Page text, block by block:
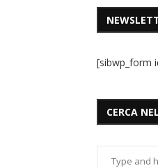
[sibwp_form
CERCA